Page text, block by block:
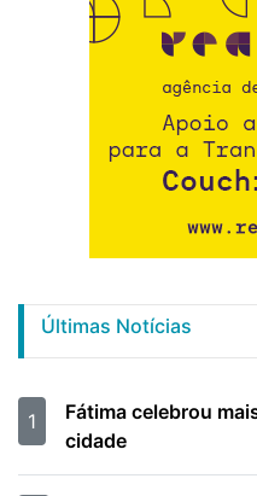
Últimas Notícias
1
Fátima celebrou
cidade